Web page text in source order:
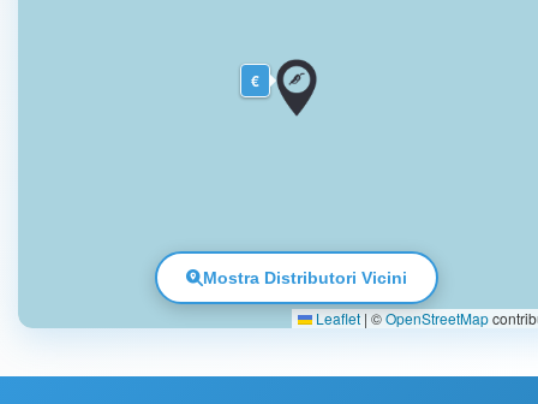
€
Leaflet | ©OpenStreetMap
Mostra Distributori Vicini